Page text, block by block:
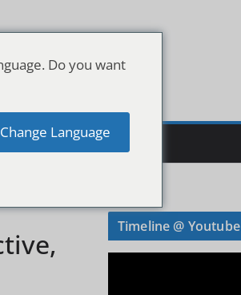
Timeline @ Youtube
Do you want
Change Language